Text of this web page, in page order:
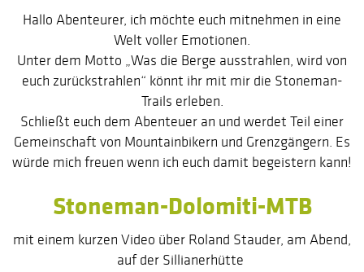
Hallo Abenteurer, ich möchte euch mitnehmen in eine
Welt voller Emotionen.
Unter dem Motto „Was die Berge ausstrahlen, wird von
euch zurückstrahlen“ könnt ihr mit mir die Stoneman-
Trails erleben.
Schließt euch dem Abenteuer an und werdet Teil einer
Gemeinschaft von Mountainbikern und Grenzgängern. Es
würde mich freuen wenn ich euch damit begeistern kann!
Stoneman-Dolomiti-MTB
mit einem kurzen Video über Roland Stauder, am Abend,
auf der Sillianerhütte